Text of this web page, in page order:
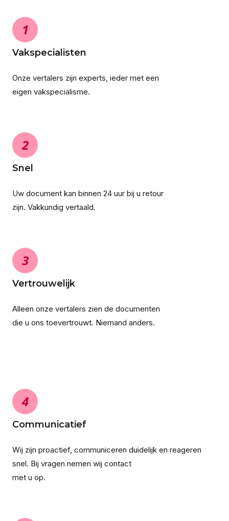
1
Vakspecialisten
Onze vertalers zijn experts, ieder met een
eigen vakspecialisme.
2
Snel
Uw document kan binnen 24 uur bij u retour
zijn. Vakkundig vertaald.
3
Vertrouwelijk
Alleen onze vertalers zien de documenten
die u ons toevertrouwt. Niemand anders.
4
Communicatief
Wij zijn proactief, communiceren duidelijk en reageren
snel. Bij vragen nemen wij contact
met u op.